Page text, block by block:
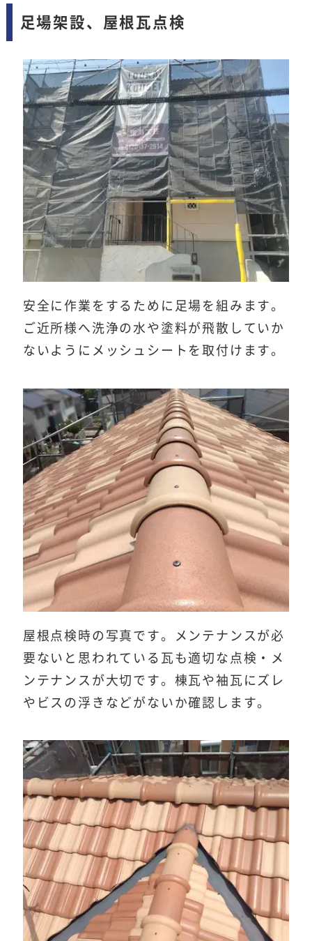
足場架設、屋根瓦点検
安全に作業をするために足場を組みます。
ご近所様へ洗浄の水や塗料が飛散していか
ないようにメッシュシートを取付けます。
屋根点検時の写真です。メンテナンスが必
要ないと思われている瓦も適切な点検・メ
ンテナンスが大切です。棟瓦や袖瓦にズレ
やビスの浮きなどがないか確認します。